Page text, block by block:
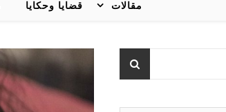
مقالات قضايا وحكايا